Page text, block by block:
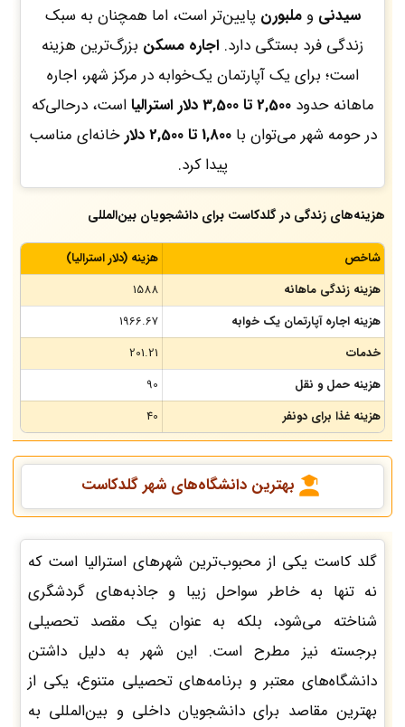
سیدنی وملبورن پایین‌تر است، اما همچنان به سبک
زندگی فرد بستگی دارد. اجاره مسکن بزرگ‌ترین هزینه
است؛ برای یک آپارتمان یک‌خوابه در مرکز شهر، اجاره
ماهانه حدود2,500 تا 3,500 دلار استرالیا
است، درحالی‌که
در حومه شهر می‌توان با1,800 تا 2,500 دلار
خانه‌ای مناسب
پیدا کرد.
هزینه‌های زندگی در گلدکاست برای دانشجویان بین‌المللی
شاخص
هزینه (دلار استرالیا)
هزینه زندگی ماهانه
1588
هزینه اجاره آپارتمان یک خوابه
1966.67
خدمات
201.21
هزینه حمل و نقل
90
هزینه غذا برای دونفر
40
بهترین دانشگاه‌های شهر گلدکاست
گلد کاست یکی از محبوب‌ترین شهرهای استرالیا است که
نه تنها به خاطر سواحل زیبا و جاذبه‌های گردشگری
شناخته می‌شود، بلکه به عنوان یک مقصد تحصیلی
برجسته نیز مطرح است. این شهر به دلیل داشتن
دانشگاه‌های معتبر و برنامه‌های تحصیلی متنوع، یکی از
بهترین مقاصد برای دانشجویان داخلی و بین‌المللی به